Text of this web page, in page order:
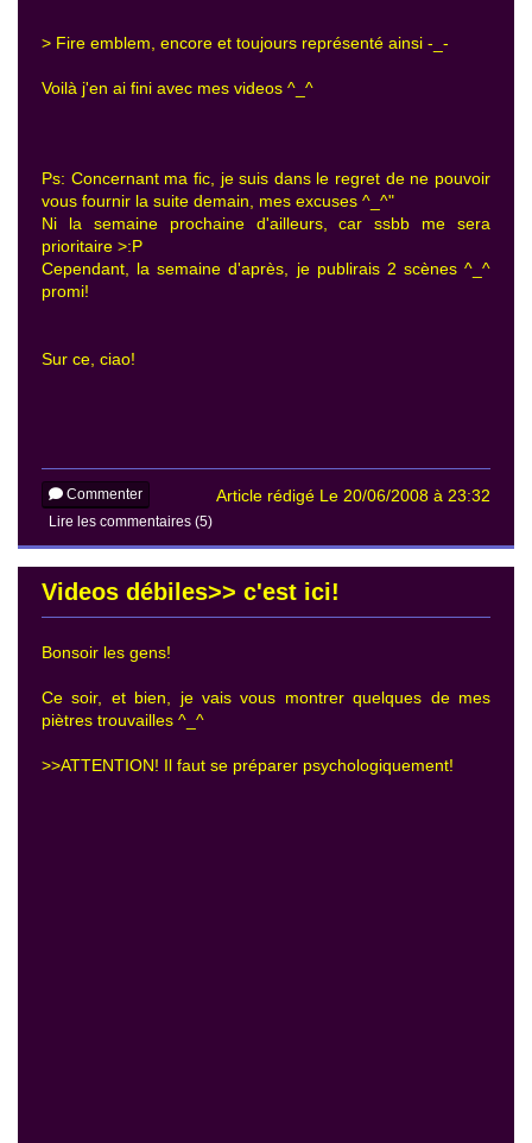
> Fire emblem, encore et toujours représenté ainsi -_-
Voilà j'en ai fini avec mes videos ^_^
Ps: Concernant ma fic, je suis dans le regret de ne pouvoir
vous fournir la suite demain, mes excuses ^_^"
Ni la semaine prochaine d'ailleurs, car ssbb me sera
prioritaire >:P
Cependant, la semaine d'après, je publirais 2 scènes ^_^
promi!
Sur ce, ciao!
Article rédigé Le 20/06/2008 à 23:32
Commenter
Lire les commentaires (5)
Videos débiles>> c'est ici!
Bonsoir les gens!
Ce soir, et bien, je vais vous montrer quelques de mes
piètres trouvailles ^_^
>>ATTENTION! Il faut se préparer psychologiquement!